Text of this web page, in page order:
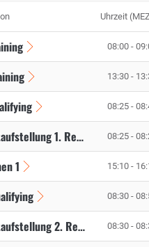
Uhrzeit
08:00 -
13:30 -
08:25 -
Startaufstellung 1. Rennen 08:25 -
1 15:10 -
08:30 -
Startaufstellung 2. Rennen 08:30 -